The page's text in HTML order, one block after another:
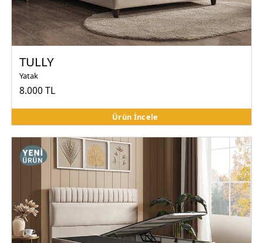
TULLY
Yatak
8.000 TL
Ürün İncele